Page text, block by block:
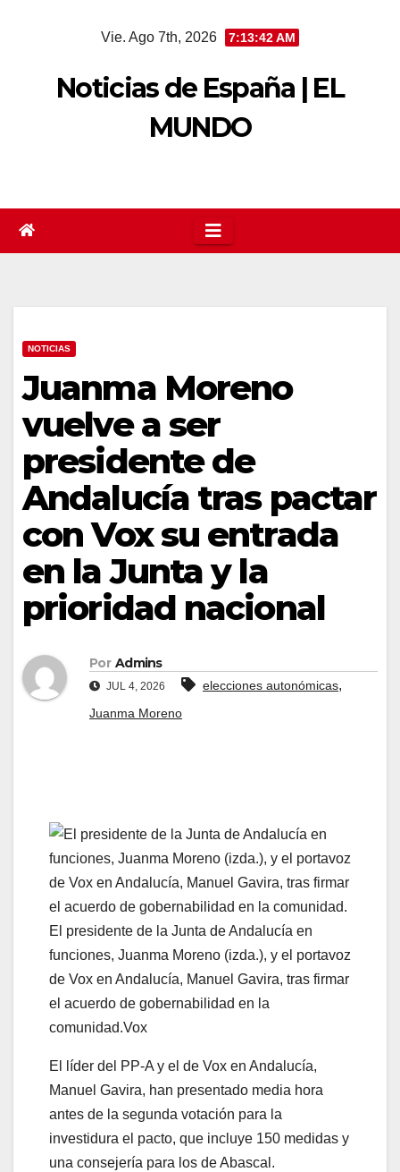
Vie. Ago 7th, 2026 7:13:43 AM
Noticias de España | EL
MUNDO
NOTICIAS
Juanma Moreno
vuelve a ser
presidente de
Andalucía tras pactar
con Vox su entrada
en la Junta y la
prioridad nacional
Por Admins
JUL 4, 2026 elecciones autonómicas,
Juanma Moreno
El presidente de la Junta de Andalucía en
funciones, Juanma Moreno (izda.), y el portavoz
de Vox en Andalucía, Manuel Gavira, tras firmar
el acuerdo de gobernabilidad en la
comunidad.Vox
El líder del PP-A y el de Vox en Andalucía,
Manuel Gavira, han presentado media hora
antes de la segunda votación para la
investidura el pacto, que incluye 150 medidas y
una consejería para los de Abascal.